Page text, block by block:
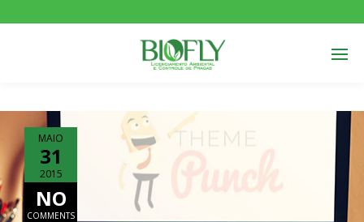
MAIO
31
2015
NO
COMMENTS